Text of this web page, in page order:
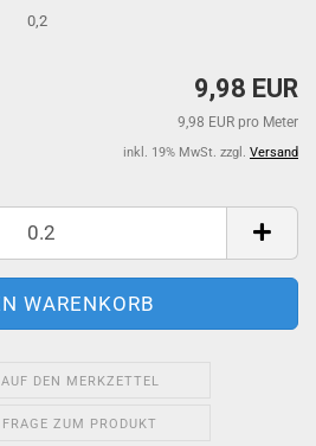
0,2
9,98 EUR
9,98 EUR pro Meter
inkl. 19% MwSt. zzgl. Versand
AUF DEN MERKZETTEL
FRAGE ZUM PRODUKT